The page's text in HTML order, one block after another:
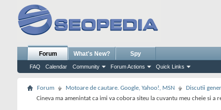
Forum
FAQ Calendar Community Forum Actions Quick Links
What's New? Spy
Forum Motoare de cautare. Google, Yahoo!, MSN
Discutii
Cineva ma amenintat ca imi va cobora siteu la cuvantu meu cheie si a